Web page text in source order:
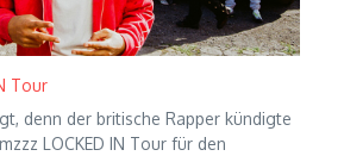
Tour
denn der britische Rapper kündigte
LOCKED IN Tour für den